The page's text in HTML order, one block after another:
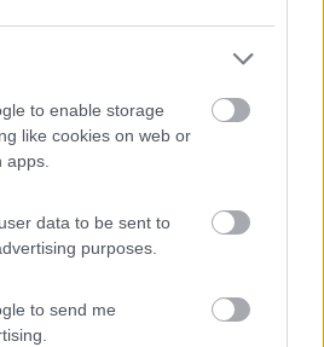
to enable storage
like cookies on web or
data to be sent to
purposes.
to send me
e il posto a fianco del camper libero e non
giornata ...e...e' proprio necessario ?
lo faccio di solito per